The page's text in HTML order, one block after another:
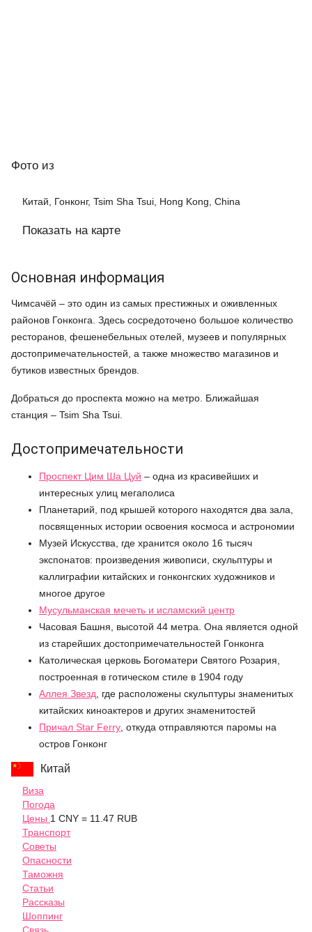
Фото из
Китай, Гонконг, Tsim Sha Tsui, Hong Kong, China
Показать на карте
Основная информация
Чимсачёй – это один из самых престижных и оживленных
районов Гонконга. Здесь сосредоточено большое количество
ресторанов, фешенебельных отелей, музеев и популярных
достопримечательностей, а также множество магазинов и
бутиков известных брендов.
Добраться до проспекта можно на метро. Ближайшая
станция – Tsim Sha Tsui.
Достопримечательности
Проспект Цим Ша Цуй – одна из красивейших и
интересных улиц мегаполиса
Планетарий, под крышей которого находятся два зала,
посвященных истории освоения космоса и астрономии
Музей Искусства, где хранится около 16 тысяч
экспонатов: произведения живописи, скульптуры и
каллиграфии китайских и гонконгских художников и
многое другое
Мусульманская мечеть и исламский центр
Часовая Башня, высотой 44 метра. Она является одной
из старейших достопримечательностей Гонконга
Католическая церковь Богоматери Святого Розария,
построенная в готическом стиле в 1904 году
Аллея Звезд, где расположены скульптуры знаменитых
китайских киноактеров и других знаменитостей
Причал Star Ferry, откуда отправляются паромы на
остров Гонконг
Китай
Виза
Погода
Цены 1 CNY = 11.47 RUB
Транспорт
Советы
Опасности
Таможня
Статьи
Рассказы
Шоппинг